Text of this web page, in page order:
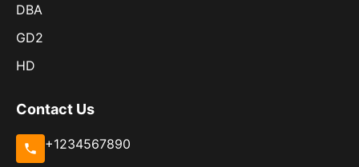
DBA
GD2
HD
Contact Us
+1234567890